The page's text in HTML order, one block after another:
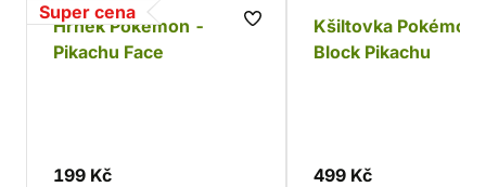
Super cena
Hrnek Pokémon -
Pikachu Face
199 Kč
Kšiltovka Pokémon
Block Pikachu
499 Kč